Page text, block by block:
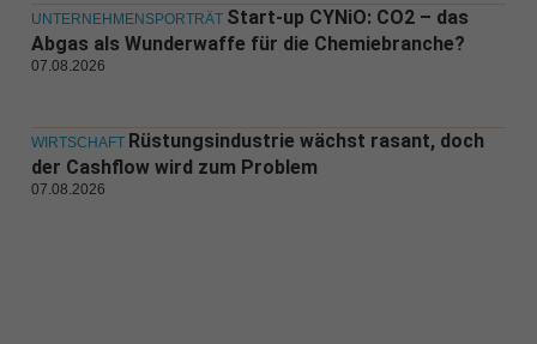
UNTERNEHMENSPORTRÄT Start-up CYNiO: CO2 – das
Abgas als Wunderwaffe für die Chemiebranche?
07.08.2026
WIRTSCHAFT Rüstungsindustrie wächst rasant, doch
der Cashflow wird zum Problem
07.08.2026